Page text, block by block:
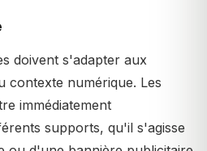
doivent s'adapter aux
contexte numérique. Les
immédiatement
supports, qu'il s'agisse